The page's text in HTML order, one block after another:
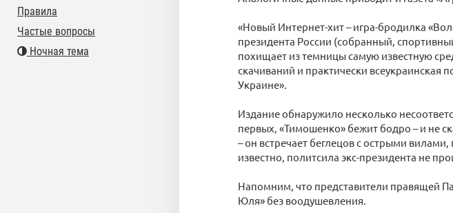
«Новый Интернет-хит – игра-бродилка
президента России (собранный,
похищает из темницы самую известную
скачиваний и практически всеукраинская
Украине».
Издание обнаружило несколько
первых, «Тимошенко» бежит бодро – и не
– он встречает беглецов с острыми
известно, политсила экс-президента не
Напомним, что представители правящей
Юля» без воодушевления.
Правила
Частые вопросы
Ночная тема